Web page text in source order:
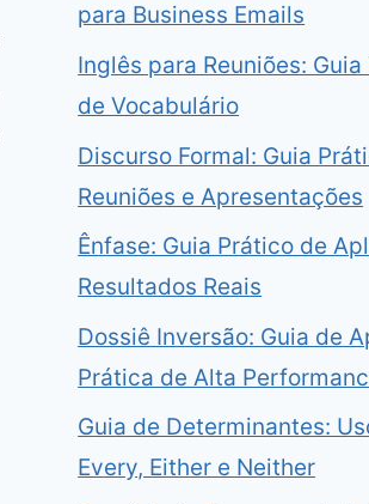
para Business Emails
Inglês para Reuniões:
de Vocabulário
Discurso Formal: Guia
Reuniões e Apresentações
Ênfase: Guia Prático de
Resultados Reais
Dossiê Inversão: Guia de
Prática de Alta
Guia de Determinantes:
Every, Either e Neither